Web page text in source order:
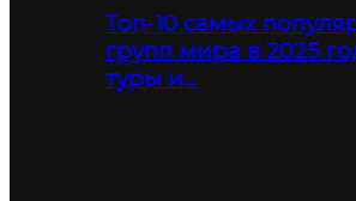
Топ-10 самых
групп мира в 2025
туры и…